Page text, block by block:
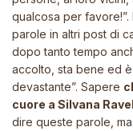
qualcosa per favore!”.
parole in altri post di
dopo tanto tempo
accolto, sta bene ed
devastante”. Sapere
cuore a Silvana
dire queste parole,